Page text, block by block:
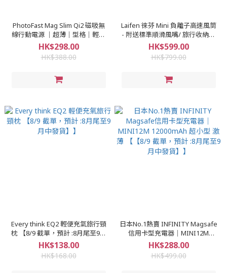
PhotoFast Mag Slim Qi2 磁吸無
線行動電源 ｜超薄｜型格｜輕巧
｜ 極速｜【8/9 截單，預計 :8月尾
至9月中發貨】】
HK$298.00
HK$388.00
Laifen 徠芬 Mini 負離子高速風筒
- 附送標準順滑風嘴/ 旅行收納包
【8/9 截單，預計 :8月尾至9月中
發貨】】
HK$599.00
HK$799.00
Every think EQ2 輕便充氣旅行頸
枕 【8/9 截單，預計 :8月尾至9月
中發貨】】
HK$138.00
HK$168.00
日本No.1熱賣 INFINITY Magsafe
信用卡型充電器｜MINI12M
12000mAh 超小型 激薄 【【8/9
截單，預計 :8月尾至9月中發
貨】】
HK$288.00
HK$499.00